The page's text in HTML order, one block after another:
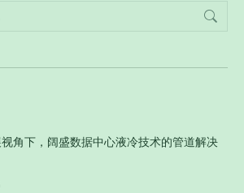
角下，阔盛数据中心液冷技术的管道解决